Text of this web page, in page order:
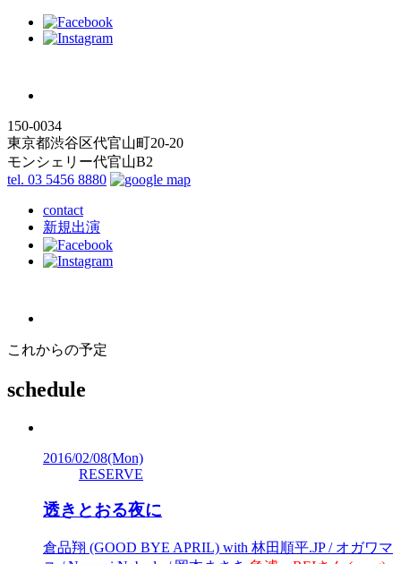
150-0034
東京都渋谷区代官山町20-20
モンシェリー代官山B2
tel. 03 5456 8880
contact
新規出演
これからの予定
schedule
2016/02/08(Mon)
RESERVE
透きとおる夜に
倉品翔 (GOOD BYE APRIL) with 林田順平.JP / オガワマ